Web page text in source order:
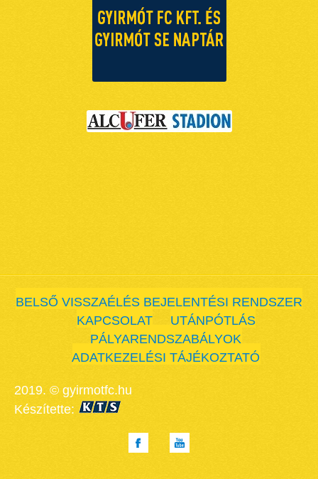
BELSŐ VISSZAÉLÉS BEJELENTÉSI RENDSZER
KAPCSOLAT
UTÁNPÓTLÁS
PÁLYARENDSZABÁLYOK
ADATKEZELÉSI TÁJÉKOZTATÓ
2019. © gyirmotfc.hu
Készítette: